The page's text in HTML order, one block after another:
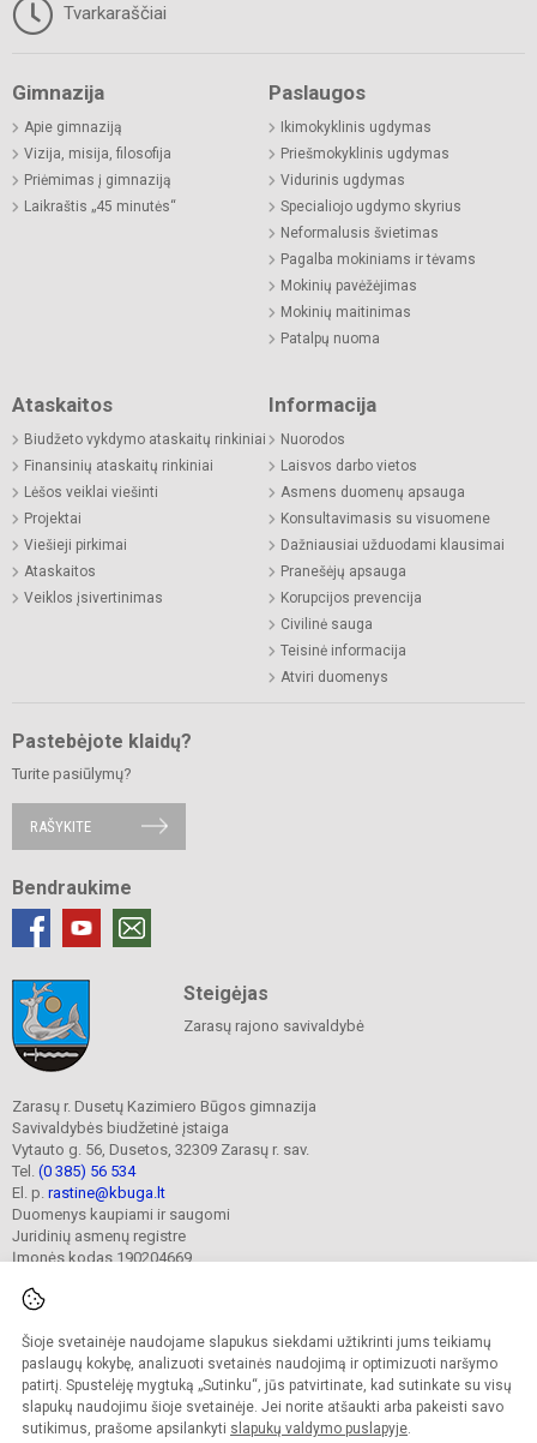
Šioje svetainėje naudojame slapukus siekdami užtikrinti jums teikiamų
paslaugų kokybę, analizuoti svetainės naudojimą ir optimizuoti naršymo
patirtį. Spustelėję mygtuką „Sutinku“, jūs patvirtinate, kad sutinkate su visų
slapukų naudojimu šioje svetainėje. Jei norite atšaukti arba pakeisti savo
sutikimus, prašome apsilankyti slapukų valdymo puslapyje.
Tvarkaraščiai
Gimnazija
Apie gimnaziją
Vizija, misija, filosofija
Priėmimas į gimnaziją
Laikraštis „45 minutės“
Paslaugos
Ikimokyklinis ugdymas
Priešmokyklinis ugdymas
Vidurinis ugdymas
Specialiojo ugdymo skyrius
Neformalusis švietimas
Pagalba mokiniams ir tėvams
Mokinių pavėžėjimas
Mokinių maitinimas
Patalpų nuoma
Ataskaitos
Biudžeto vykdymo ataskaitų rinkiniai
Finansinių ataskaitų rinkiniai
Lėšos veiklai viešinti
Projektai
Viešieji pirkimai
Ataskaitos
Veiklos įsivertinimas
Informacija
Nuorodos
Laisvos darbo vietos
Asmens duomenų apsauga
Konsultavimasis su visuomene
Dažniausiai užduodami klausimai
Pranešėjų apsauga
Korupcijos prevencija
Civilinė sauga
Teisinė informacija
Atviri duomenys
Pastebėjote klaidų?
Turite pasiūlymų?
RAŠYKITE
Bendraukime
Steigėjas
Zarasų rajono savivaldybė
Zarasų r. Dusetų Kazimiero Būgos gimnazija
Savivaldybės biudžetinė įstaiga
Vytauto g. 56, Dusetos, 32309 Zarasų r. sav.
Tel. (0 385) 56 534
El. p. rastine@kbuga.lt
Duomenys kaupiami ir saugomi
Juridinių asmenų registre
Įmonės kodas 190204669
© 2023. Zarasų r. Dusetų Kazimiero Būgos gimnazija. Visos teisės saugomos.
Kopijuoti turinį be raštiško gimnazijos sutikimo griežtai draudžiama.
Prieinamumo paraiška Slapukų valdymas
Sumanus būdas atnaujinti